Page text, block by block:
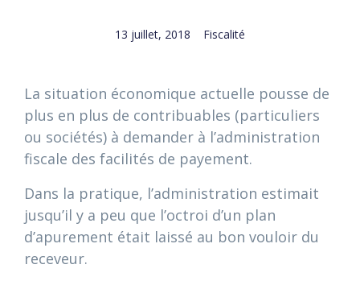
13 juillet, 2018 Fiscalité
La situation économique actuelle pousse de
plus en plus de contribuables (particuliers
ou sociétés) à demander à l’administration
fiscale des facilités de payement.
Dans la pratique, l’administration estimait
jusqu’il y a peu que l’octroi d’un plan
d’apurement était laissé au bon vouloir du
receveur.